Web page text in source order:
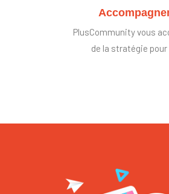
PlusCommunity vous
de la stratégie